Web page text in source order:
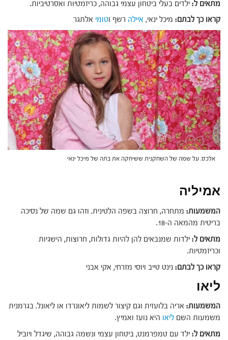
מתאים ל: ילדים בעלי ביטחון עצמי גבוהה, כריזמטיות ואסרטיביות.
קראו כך לבתם: מיכל ינאי, איילה רשף וטומי אלתגר
אלכס. על שמה של השחקנית ששיחקה את בתה של מיכל ינאי
אמיליה
המשמעות: מתחרה, חרוצה בשפה הלטינית. וזהו גם שמה של נסיכה
בריטית מהמאה ה-18.
מתאים ל: ילדות שמנבאים להן להיות גדולות, חרוצות, הישגיות
וכריזמטיות.
קראו כך לבתם: נינט טייב ויוסי מזרחי, אקי אבני
ליאו
המשמעות: אריה בלועזית וגם קיצור לשמות ליאונרדו או ליאונל. בגרמנית
משמעות השם ליאו היא נועז ואמיץ.
מתאים ל: ילד עם טמפרמנט, ביטחון עצמי ונשמה גבוהה, שיגדל ויוביל